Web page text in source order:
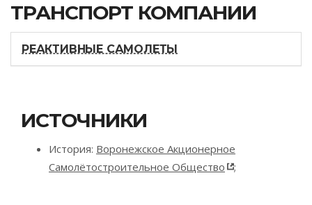
ТРАНСПОРТ КОМПАНИИ
РЕАКТИВНЫЕ САМОЛЕТЫ
ИСТОЧНИКИ
История: Воронежское Акционерное
Самолётостроительное Общество
;